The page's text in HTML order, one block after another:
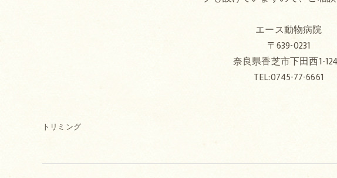
エース動物病院
〒639-0231
奈良県香芝市下田西1-
TEL:0745-77-6661
トリミング